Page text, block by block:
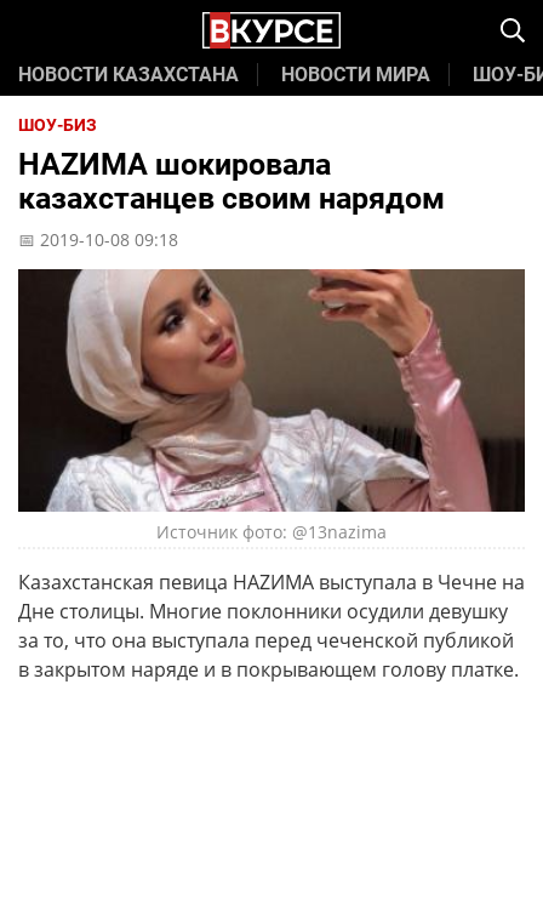
НОВОСТИ КАЗАХСТАНА НОВОСТИ МИРА ШОУ-
ШОУ-БИЗ
НАZИМА шокировала
казахстанцев своим нарядом
📅 2019-10-08 09:18
Источник фото: @13nazima
Казахстанская певица НАZИМА выступала в Чечне на
Дне столицы. Многие поклонники осудили девушку
за то, что она выступала перед чеченской публикой
в закрытом наряде и в покрывающем голову платке.